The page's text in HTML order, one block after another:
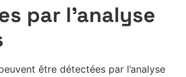
par l’analyse
être détectées par l’analyse